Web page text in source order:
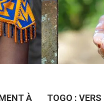
À
TOGO : VERS